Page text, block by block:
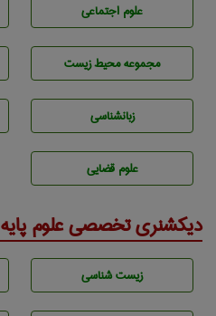
علوم اجتماعی
مجموعه محيط زيست
زبانشناسی
علوم قضایی
دیکشنری تخصصی علوم پایه
زيست شناسی